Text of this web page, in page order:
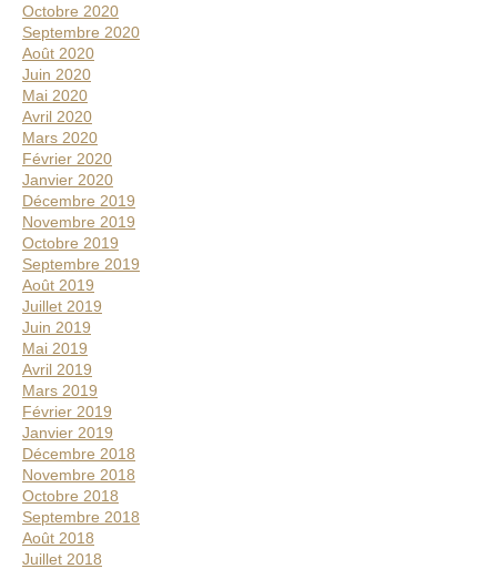
Octobre 2020
Septembre 2020
Août 2020
Juin 2020
Mai 2020
Avril 2020
Mars 2020
Février 2020
Janvier 2020
Décembre 2019
Novembre 2019
Octobre 2019
Septembre 2019
Août 2019
Juillet 2019
Juin 2019
Mai 2019
Avril 2019
Mars 2019
Février 2019
Janvier 2019
Décembre 2018
Novembre 2018
Octobre 2018
Septembre 2018
Août 2018
Juillet 2018